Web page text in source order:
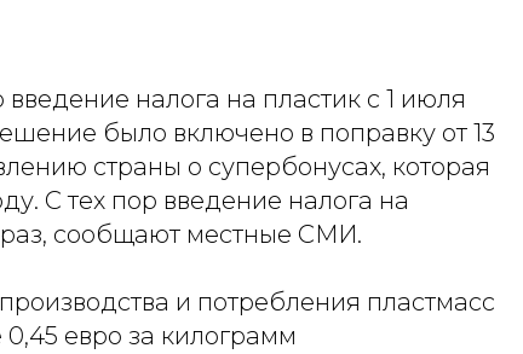
налога на пластик с 1 июля
было включено в поправку от 13
страны о супербонусах, которая
С тех пор введение налога на
раз, сообщают местные СМИ.
и потребления пластмасс
евро за килограмм